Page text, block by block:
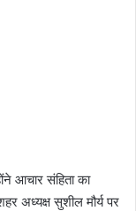
आचार संहिता का
अध्यक्ष सुशील मौर्य पर